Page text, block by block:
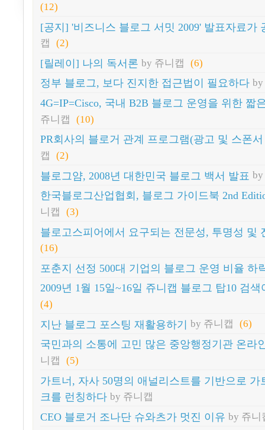
(12)
[공지] '비즈니스 블로그 서밋 2009' 발표자료가
캡
(2)
[릴레이] 나의 독서론 by 쥬니캡 (6)
정부 블로그, 보다 진지한 접근법이 필요하다
4G=IP=Cisco, 국내 B2B 블로그 운영을 위한 짧
쥬니캡
(10)
PR회사의 블로거 관계 프로그램(광고 및 스폰
캡
(2)
블로그얌, 2008년 대한민국 블로그 백서 발표
한국블로그산업협회, 블로그 가이드북 2nd
니캡
(3)
블로고스피어에서 요구되는 전문성, 투명성 및
(16)
포춘지 선정 500대 기업의 블로그 운영 비율 하
2009년 1월 15일~16일 쥬니캡 블로그 탑10 검색
(4)
지난 블로그 포스팅 재활용하기 by 쥬니캡 (6)
국민과의 소통에 고민 많은 중앙행정기관 온라
니캡
(5)
가트너, 자사 50명의 애널리스트를 기반으로 가
크를 런칭하다 by 쥬니캡
CEO 블로거 조나단 슈와츠가 멋진 이유 by 쥬니